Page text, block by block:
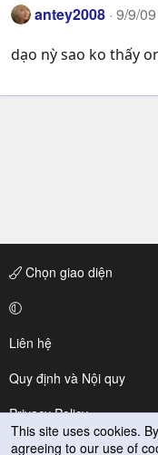
antey2008 9/9/09
dạo nỳ sao ko thấy
Chọn giao diện
Liên hệ
Quy định và Nội quy
Privacy Policy
Trợ giúp
This site uses cookies.
agreeing to our use of